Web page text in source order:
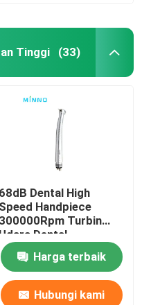
Tinggi (33)
68dB Dental High
Speed Handpiece
300000Rpm Turbin
Udara Dental
Handpiece
Harga terbaik
Hubungi kami